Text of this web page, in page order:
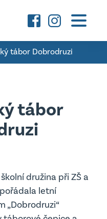
›
tábor Dobrodruzi
tábor
družina při ZŠ a
pořádala letní
„Dobrodruzi“